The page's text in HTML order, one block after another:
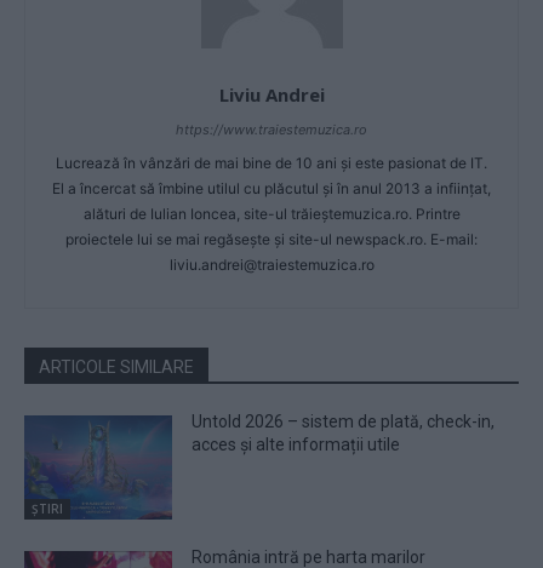
Liviu Andrei
https://www.traiestemuzica.ro
Lucrează în vânzări de mai bine de 10 ani și este pasionat de IT.
El a încercat să îmbine utilul cu plăcutul și în anul 2013 a inființat,
alături de Iulian Ioncea, site-ul trăieștemuzica.ro. Printre
proiectele lui se mai regăsește și site-ul newspack.ro. E-mail:
liviu.andrei@traiestemuzica.ro
ARTICOLE SIMILARE
ȘTIRI
Untold 2026 – sistem de plată, check-in,
acces și alte informații utile
România intră pe harta marilor